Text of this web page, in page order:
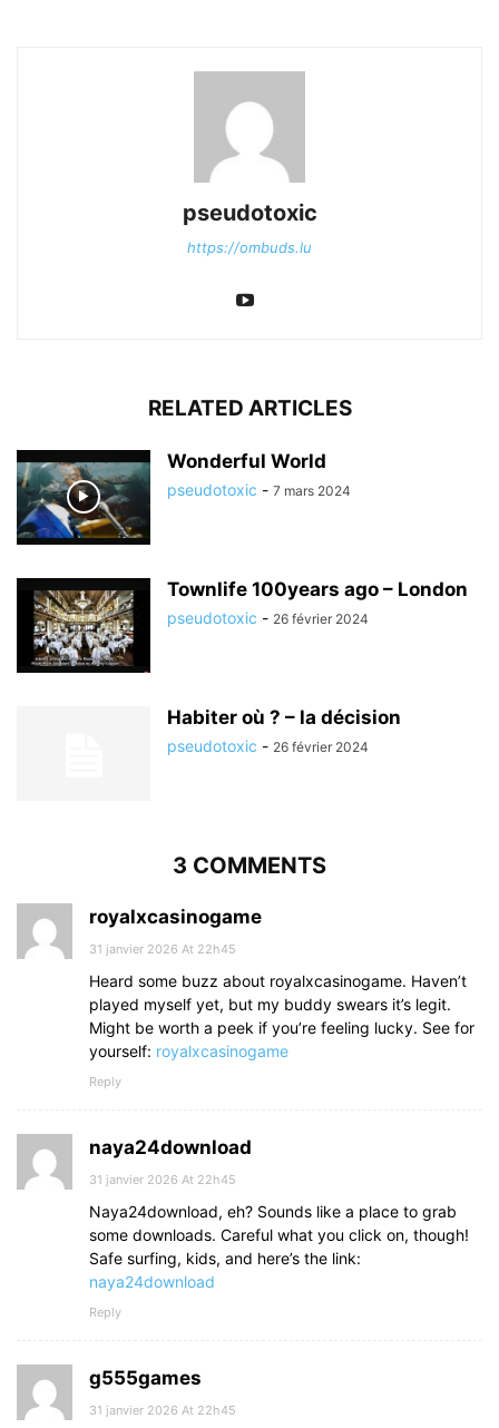
pseudotoxic
https://ombuds.lu
RELATED ARTICLES
Wonderful World
pseudotoxic - 7 mars 2024
Townlife 100years ago – London
pseudotoxic - 26 février 2024
Habiter où ? – la décision
pseudotoxic - 26 février 2024
3 COMMENTS
royalxcasinogame
31 janvier 2026 At 22h45
Heard some buzz about royalxcasinogame. Haven’t
played myself yet, but my buddy swears it’s legit.
Might be worth a peek if you’re feeling lucky. See for
yourself: royalxcasinogame
Reply
naya24download
31 janvier 2026 At 22h45
Naya24download, eh? Sounds like a place to grab
some downloads. Careful what you click on, though!
Safe surfing, kids, and here’s the link:
naya24download
Reply
g555games
31 janvier 2026 At 22h45